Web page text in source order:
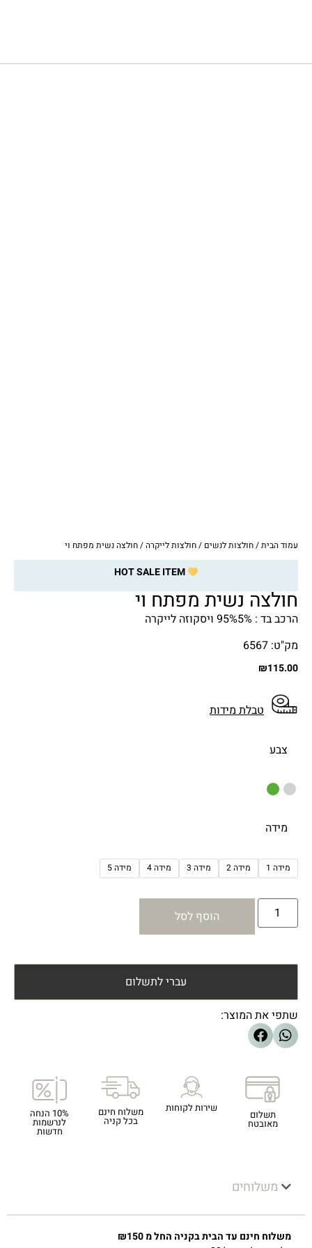
עמוד הבית/חולצות לנשים /חולצות לייקרה/ חולצה נשית מפתח וי
HOT SALE ITEM
חולצה נשית מפתח וי
הרכב בד : 95%5% ויסקוזה לייקרה
מק"ט: 6567
₪115.00
טבלת מידות
צבע
מידה
מידה 1 מידה 2 מידה 3 מידה 4 מידה 5
הוסף לסל
עברי לתשלום
שתפי את המוצר:
תשלום
מאובטח
שירות לקוחות משלוח חינם
בכל קניה
10% הנחה
לנרשמות
חדשות
משלוחים
משלוח חינם עד הבית בקניה החל מ ₪150